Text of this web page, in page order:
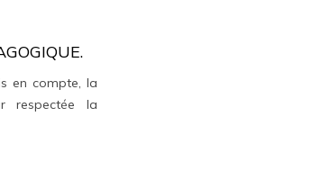
en compte, la
respectée la